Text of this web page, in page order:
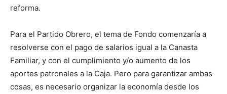
reforma.
Para el Partido Obrero, el tema de Fondo comenzaría a
resolverse con el pago de salarios igual a la Canasta
Familiar, y con el cumplimiento y/o aumento de los
aportes patronales a la Caja. Pero para garantizar ambas
cosas, es necesario organizar la economía desde los